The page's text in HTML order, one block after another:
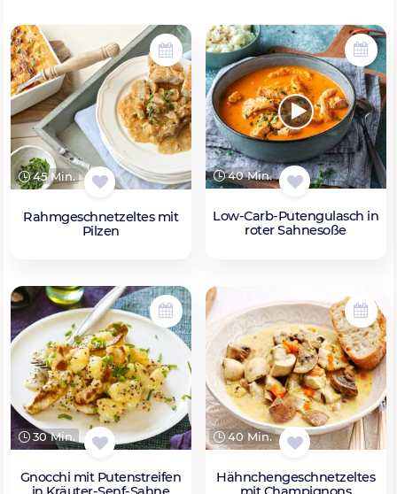
45 Min.
Rahmgeschnetzeltes mit
Pilzen
40 Min.
Low-Carb-Putengulasch in
roter Sahnesoße
30 Min.
Gnocchi mit Putenstreifen
40 Min.
Hähnchengeschnetzeltes